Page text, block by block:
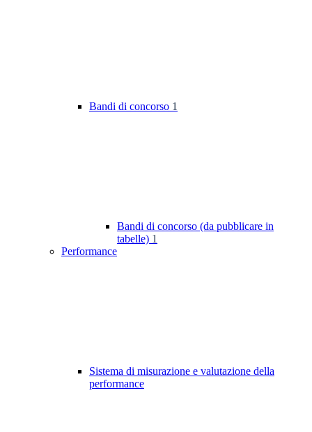
Bandi di concorso 1
Bandi di concorso (da pubblicare in
tabelle) 1
Performance
Sistema di misurazione e valutazione della
performance